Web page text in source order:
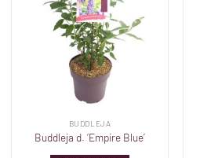
verlanglijst
BUDDLEJA
Buddleja d. ‘Empire Blue’